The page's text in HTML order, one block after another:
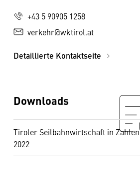
+43 5 90905 1258
verkehr@wktirol.at
Detaillierte Kontaktseite
Downloads
Tiroler Seilbahnwirtschaft in Zahlen
2022